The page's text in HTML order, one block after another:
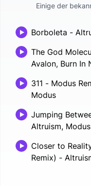
Einige der
Borboleta -
The God
Avalon, Burn In
311 - Modus
Modus
Jumping
Altruism, Modus
Closer to
Remix) -